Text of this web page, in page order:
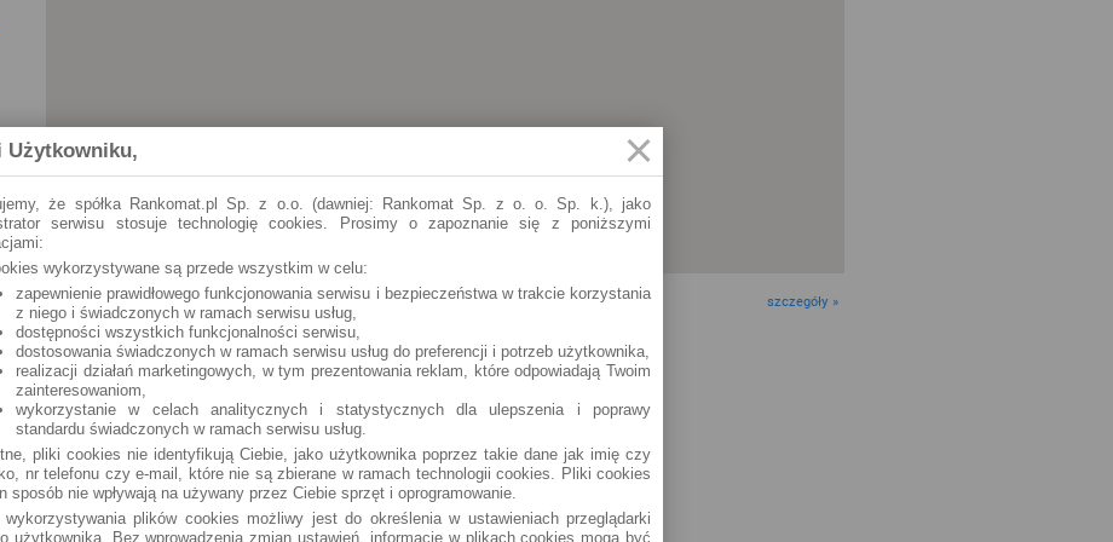
Wyśmierzyce 1000-lecia Państwa Polskiego 1 (24h) szczegóły »
Użytkowniku,
że spółka Rankomat.pl Sp. z o.o. (dawniej: Rankomat Sp. z o. o. Sp. k.), jako
serwisu stosuje technologię cookies. Prosimy o zapoznanie się z poniższymi
wykorzystywane są przede wszystkim w celu:
zapewnienie prawidłowego funkcjonowania serwisu i bezpieczeństwa w trakcie korzystania
z niego i świadczonych w ramach serwisu usług,
dostępności wszystkich funkcjonalności serwisu,
dostosowania świadczonych w ramach serwisu usług do preferencji i potrzeb użytkownika,
realizacji działań marketingowych, w tym prezentowania reklam, które odpowiadają Twoim
zainteresowaniom,
wykorzystanie w celach analitycznych i statystycznych dla ulepszenia i poprawy
standardu świadczonych w ramach serwisu usług.
pliki cookies nie identyfikują Ciebie, jako użytkownika poprzez takie dane jak imię czy
nr telefonu czy e-mail, które nie są zbierane w ramach technologii cookies. Pliki cookies
sposób nie wpływają na używany przez Ciebie sprzęt i oprogramowanie.
wykorzystywania plików cookies możliwy jest do określenia w ustawieniach przeglądarki
użytkownika. Bez wprowadzenia zmian ustawień, informacje w plikach cookies mogą być